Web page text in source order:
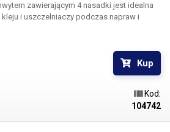
zawierającym 4 nasadki jest idealna
i uszczelniaczy podczas napraw i
który zapewnia pewniejszy chwyt i
długotrwałej pracy. Rękojeść jest
i ręczną blokadą do mocowania
się 4 różne nasadki, które z łatwością
są z bardzo elastycznej stali węglowej,
pierwotnego kształtu nawet po
+ 4 sztuki przedłużaczy.
Kup
Kod:
104742